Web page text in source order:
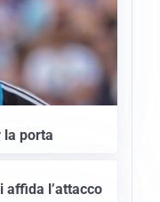
la porta
affida l’attacco